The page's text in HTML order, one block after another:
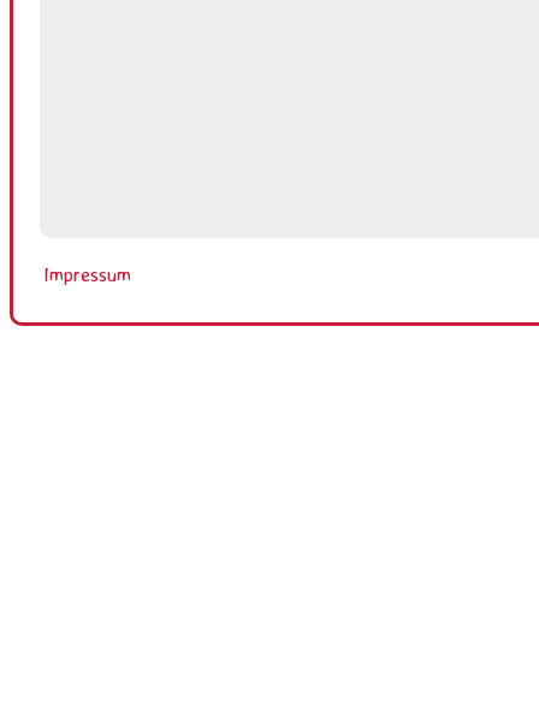
Impressum